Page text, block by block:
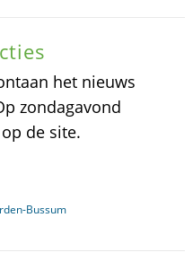
het nieuws
zondagavond
de site.
Bussum